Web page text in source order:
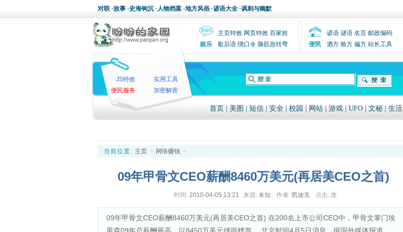
对联 ·故事 ·史海钩沉 ·人物档案 ·地方风俗 ·谚语大全 ·讽刺与幽默
主页特效 网页特效 百家姓
娱乐
歇后语 绕口令 脑筋急转弯
谚语 谜语 名言 邮政编码
便民
酒方 验方 偏方 站长工具
JS特效
实用工具
便民服务
加密解密
首页 美图 短信 安全 校园 网站 游戏 UFO 文秘 生活
当前位置: 主页 > 网络赚钱 >
09年甲骨文CEO薪酬8460万美元(再居美CEO之首)
时间: 2010-04-05 13:21 来源: 未知 作者: 凯迪克 点击: 次
09年甲骨文CEO薪酬8460万美元(再居美CEO之首) 在200名上市公司CEO中，甲骨文掌门埃